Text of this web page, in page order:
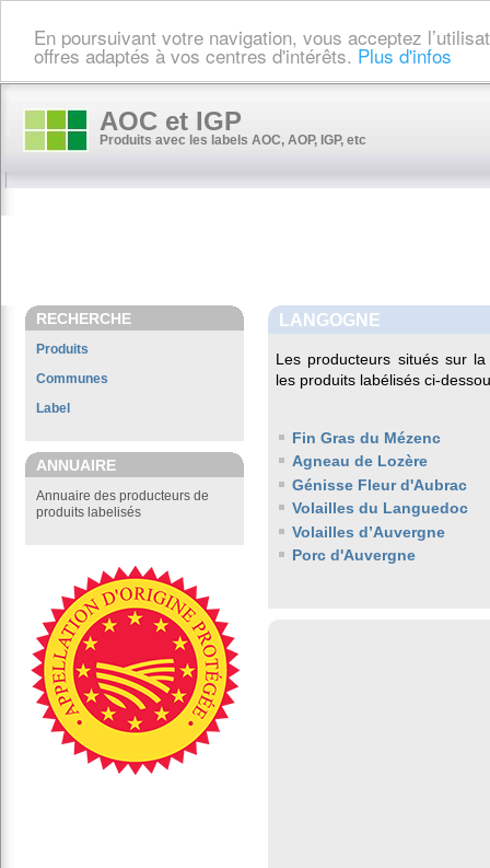
En poursuivant votre navigation, vous acceptez
offres adaptés à vos centres d'intérêts. Plus d'infos
AOC et IGP
Produits avec les labels AOC, AOP, IGP, etc
RECHERCHE
Produits
Communes
Label
ANNUAIRE
Annuaire des producteurs de
produits labelisés
LANGOGNE
Les producteurs situés sur
les produits labélisés ci-
Fin Gras du Mézenc
Agneau de Lozère
Génisse Fleur d'Aubrac
Volailles du Languedoc
Volailles d’Auvergne
Porc d'Auvergne